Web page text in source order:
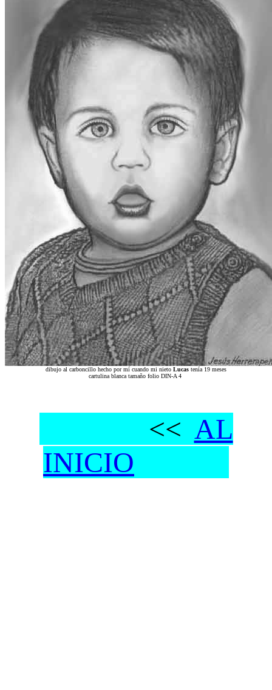
dibujo al carboncillo hecho por mí cuando mi nieto Lucas tenía 19 meses
cartulina blanca tamaño folio DIN-A 4
<< AL
INICIO